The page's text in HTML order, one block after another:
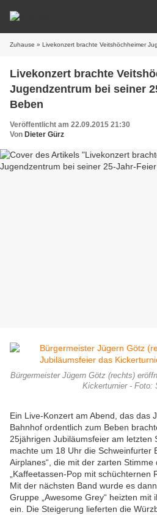
Zuhause » Livekonzert brachte Veitshöchheimer
Livekonzert brachte
Jugendzentrum bei seiner
Beben
Veröffentlicht am 22.09.2015 21:30
Von Dieter Gürz
Bürgermeister Jügern Götz (rechts)
Kickerturnier - Foto:
Ein Live-Konzert am Abend, das das
Bahnhof ordentlich zum Beben
25jährigen Jubiläumsfeier am letzten
machte um 18 Uhr die Schweinfurter
Airplanes“, die mit der zarten Stimme
„Kaffeetassen-Pop mit schüchternen
Mit der nächsten Band wurde es
Gruppe „Awesome Grey“ heizten mit
ein. Die Steigerung lieferten die